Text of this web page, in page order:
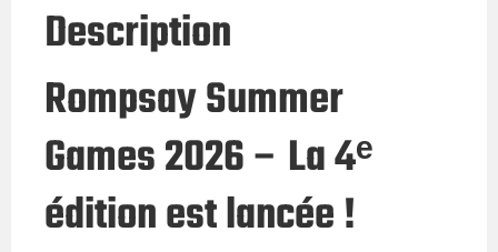
Description
Rompsay Summer
Games 2026 – La 4ᵉ
édition est lancée !